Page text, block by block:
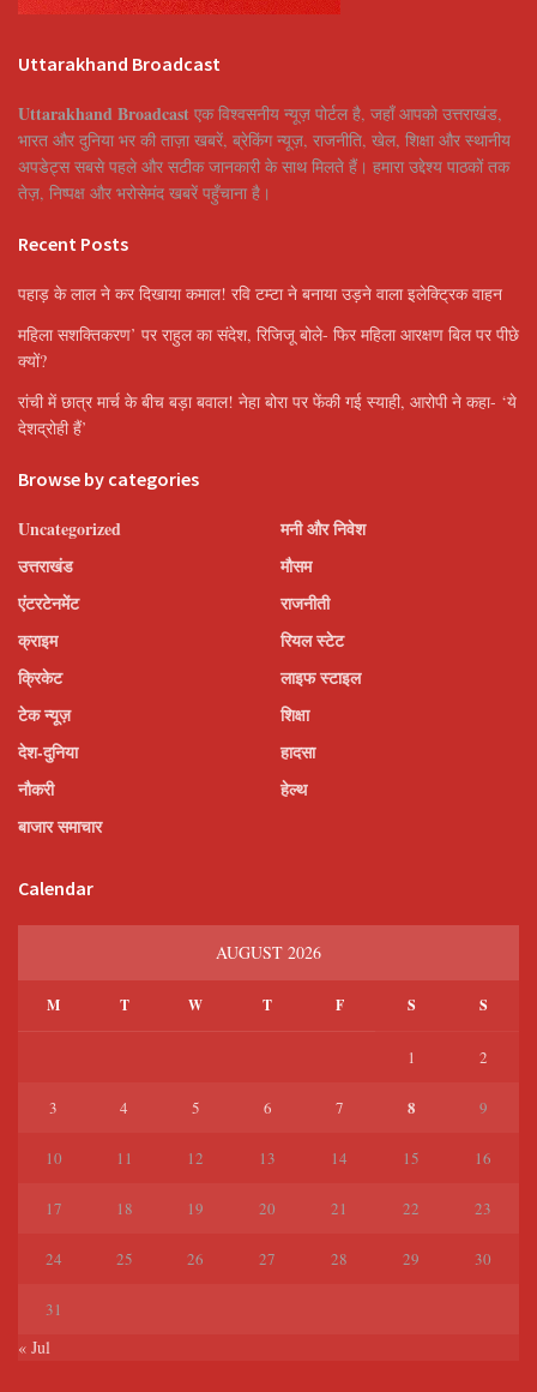
Uttarakhand Broadcast
Uttarakhand Broadcast एक विश्वसनीय न्यूज़ पोर्टल है, जहाँ आपको उत्तराखंड,
भारत और दुनिया भर की ताज़ा खबरें, ब्रेकिंग न्यूज़, राजनीति, खेल, शिक्षा और स्थानीय
अपडेट्स सबसे पहले और सटीक जानकारी के साथ मिलते हैं। हमारा उद्देश्य पाठकों तक
तेज़, निष्पक्ष और भरोसेमंद खबरें पहुँचाना है।
Recent Posts
पहाड़ के लाल ने कर दिखाया कमाल! रवि टम्टा ने बनाया उड़ने वाला इलेक्ट्रिक वाहन
महिला सशक्तिकरण’ पर राहुल का संदेश, रिजिजू बोले- फिर महिला आरक्षण बिल पर पीछे
क्यों?
रांची में छात्र मार्च के बीच बड़ा बवाल! नेहा बोरा पर फेंकी गई स्याही, आरोपी ने कहा- ‘ये
देशद्रोही हैं’
Browse by categories
Uncategorized
उत्तराखंड
एंटरटेनमेंट
क्राइम
क्रिकेट
टेक न्यूज़
देश-दुनिया
नौकरी
बाजार समाचार
मनी और निवेश
मौसम
राजनीती
रियल स्टेट
लाइफ स्टाइल
शिक्षा
हादसा
हेल्थ
Calendar
AUGUST 2026
M T W T F S S
1 2
3 4 5 6 7 8 9
10 11 12 13 14 15 16
17 18 19 20 21 22 23
24 25 26 27 28 29 30
31
« Jul